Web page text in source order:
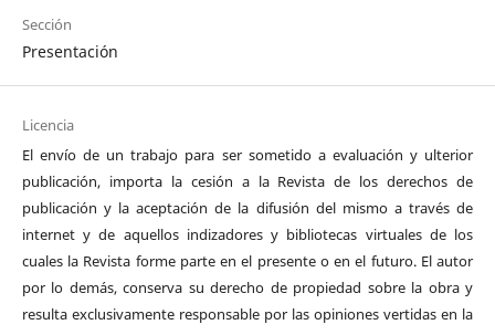
Sección
Presentación
Licencia
El envío de un trabajo para ser sometido a evaluación y ulterior
publicación, importa la cesión a la Revista de los derechos de
publicación y la aceptación de la difusión del mismo a través de
internet y de aquellos indizadores y bibliotecas virtuales de los
cuales la Revista forme parte en el presente o en el futuro. El autor
por lo demás, conserva su derecho de propiedad sobre la obra y
resulta exclusivamente responsable por las opiniones vertidas en la